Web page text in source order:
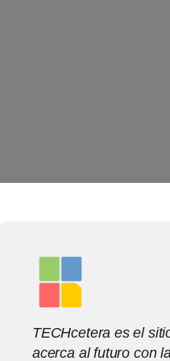
TECHcetera es el
acerca al futuro con